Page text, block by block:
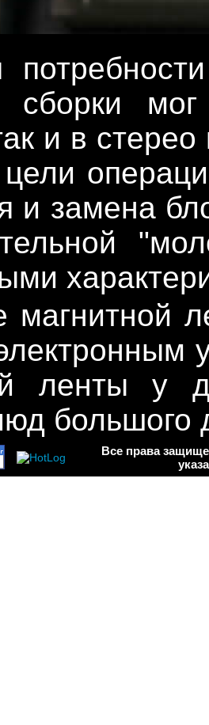
сборки
и в
и замена
магнитной
ленты у
Все права